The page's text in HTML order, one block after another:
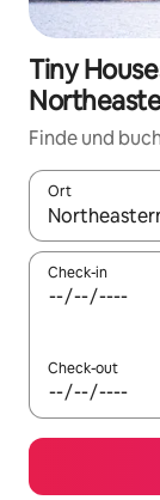
Tiny
Finde und
Ort
Wenn
Check-in
Check-out